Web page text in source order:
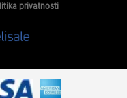
privatnosti